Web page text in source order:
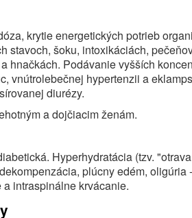
krytie energetických potrieb
stavoch, šoku, intoxikáciách,
hnačkách. Podávanie vyšších
vnútrolebečnej hypertenzii a
diurézy.
a dojčiacim ženám.
Hyperhydratácia (tzv.
plúcny edém, oligúria
intraspinálne krvácanie.